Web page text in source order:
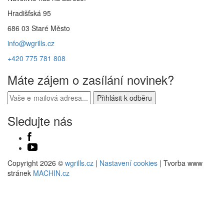
Hradišťská 95
686 03 Staré Město
info@wgrills.cz
+420 775 781 808
Máte zájem o zasílání novinek?
Sledujte nás
Copyright 2026 © wgrills.cz | Nastavení cookies | Tvorba www
stránek MACHIN.cz